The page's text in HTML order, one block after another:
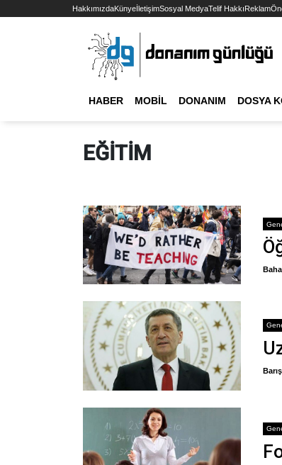
HakkımızdaKünyeİletişimSosyal MedyaTelif HakkıReklam
HABER MOBIL DONANIM DOSYA
EĞITIM